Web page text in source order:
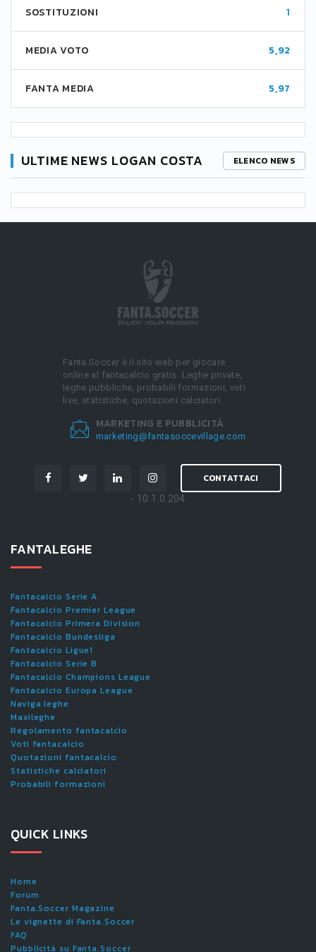
SOSTITUZIONI 1
MEDIA VOTO 5,92
FANTA MEDIA 5,97
ULTIME NEWS LOGAN COSTA ELENCO NEWS
Fanta.Soccer è il sito web per giocare
online al fantacalcio gratis. Leghe private,
leghe pubbliche, probabili formazioni, voti
live, statistiche, quotazioni calciatori.
MARKETING E PUBBLICITÀ
marketing@fantasoccevillage.com
CONTATTACI
- 10.1.0.204
FANTALEGHE
Fantacalcio Serie A
Fantacalcio Premier League
Fantacalcio Primera Division
Fantacalcio Bundesliga
Fantacalcio Ligue1
Fantacalcio Serie B
Fantacalcio Champions League
Fantacalcio Europa League
Naviga leghe
Maxileghe
Regolamento fantacalcio
Voti fantacalcio
Quotazioni fantacalcio
Statistiche calciatori
Probabili formazioni
QUICK LINKS
Home
Forum
Fanta.Soccer Magazine
Le vignette di Fanta.Soccer
FAQ
Pubblicità su Fanta.Soccer